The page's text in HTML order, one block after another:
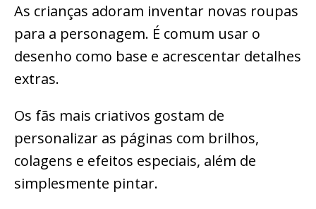
As crianças adoram inventar novas roupas
para a personagem. É comum usar o
desenho como base e acrescentar detalhes
extras.
Os fãs mais criativos gostam de
personalizar as páginas com brilhos,
colagens e efeitos especiais, além de
simplesmente pintar.